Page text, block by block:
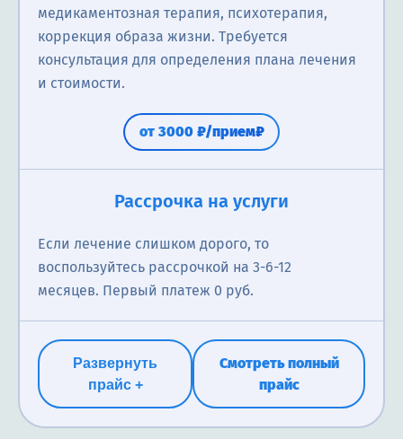
медикаментозная терапия, психотерапия,
коррекция образа жизни. Требуется
консультация для определения плана лечения
и стоимости.
от 3000 ₽/прием₽
Рассрочка на услуги
Если лечение слишком дорого, то
воспользуйтесь рассрочкой на 3-6-12
месяцев. Первый платеж 0 руб.
Развернуть
прайс +
Смотреть полный
прайс